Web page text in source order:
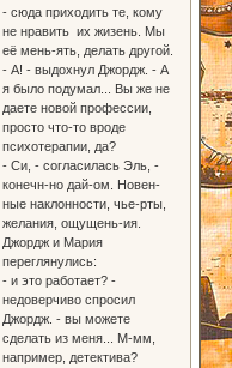
- сюда приходить те, кому
не нравить их жизень. Мы
её мень-ять, делать другой.
- А! - выдохнул Джордж. - А
я было подумал... Вы же не
даете новой профессии,
просто что-то вроде
психотерапии, да?
- Си, - согласилась Эль, -
конечн-но дай-ом. Новен-
ные наклонности, чье-рты,
желания, ощущень-ия.
Джордж и Мария
переглянулись:
- и это работает? -
недоверчиво спросил
Джордж. - вы можете
сделать из меня... М-мм,
например, детектива?